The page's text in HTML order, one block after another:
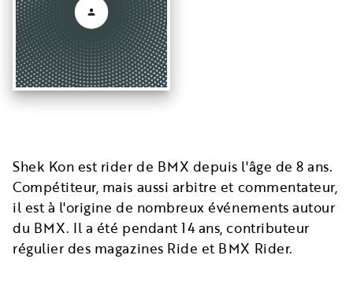
Shek Kon est rider de BMX depuis l'âge de 8 ans.
Compétiteur, mais aussi arbitre et commentateur,
il est à l'origine de nombreux événements autour
du BMX. Il a été pendant 14 ans, contributeur
régulier des magazines Ride et BMX Rider.